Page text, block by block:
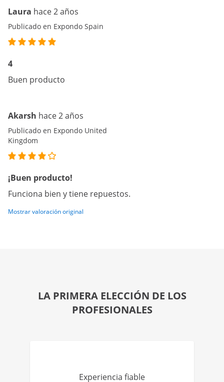
Laura hace 2 años
Publicado en Expondo Spain
4
Buen producto
Akarsh hace 2 años
Publicado en Expondo United
Kingdom
¡Buen producto!
Funciona bien y tiene repuestos.
Mostrar valoración original
LA PRIMERA ELECCIÓN DE LOS
PROFESIONALES
Experiencia fiable